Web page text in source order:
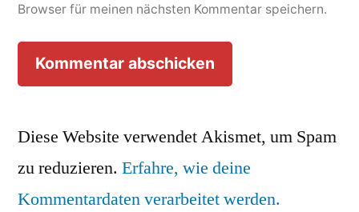
Browser für meinen nächsten Kommentar speichern.
Diese Website verwendet Akismet, um Spam
zu reduzieren. Erfahre, wie deine
Kommentardaten verarbeitet werden.